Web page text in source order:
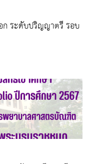
ก ระดับปริญญาตรี รอบ